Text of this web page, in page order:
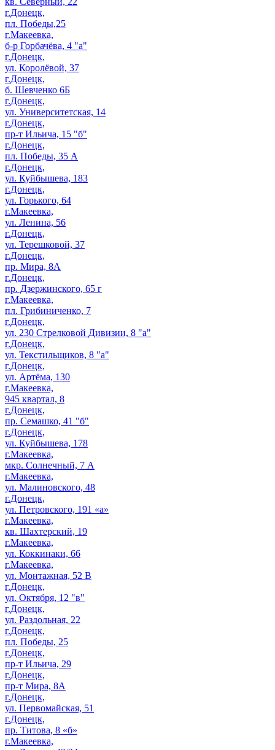
г.Донецк,
пл. Победы,25
г.Макеевка,
б-р Горбачёва, 4 "а"
г.Донецк,
ул. Королёвой, 37
г.Донецк,
б. Шевченко 6Б
г.Донецк,
ул. Университетская, 14
г.Донецк,
пр-т Ильича, 15 "б"
г.Донецк,
пл. Победы, 35 А
г.Донецк,
ул. Куйбышева, 183
г.Донецк,
ул. Горького, 64
г.Макеевка,
ул. Ленина, 56
г.Донецк,
ул. Терешковой, 37
г.Донецк,
пр. Мира, 8А
г.Донецк,
пр. Дзержинского, 65 г
г.Макеевка,
пл. Грибиниченко, 7
г.Донецк,
ул. 230 Стрелковой Дивизии, 8 "а"
г.Донецк,
ул. Текстильщиков, 8 "а"
г.Донецк,
ул. Артёма, 130
г.Макеевка,
945 квартал, 8
г.Донецк,
пр. Семашко, 41 "б"
г.Донецк,
ул. Куйбышева, 178
г.Макеевка,
мкр. Солнечный, 7 А
г.Макеевка,
ул. Малиновского, 48
г.Донецк,
ул. Петровского, 191 «а»
г.Макеевка,
кв. Шахтерский, 19
г.Макеевка,
ул. Коккинаки, 66
г.Макеевка,
ул. Монтажная, 52 В
г.Донецк,
ул. Октября, 12 "в"
г.Донецк,
ул. Раздольная, 22
г.Донецк,
пл. Победы, 25
г.Донецк,
пр-т Ильича, 29
г.Донецк,
пр-т Мира, 8А
г.Донецк,
ул. Первомайская, 51
г.Донецк,
пр. Титова, 8 «б»
г.Макеевка,